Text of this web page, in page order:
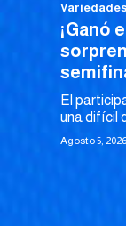
Variedades
¡Ganó
El
una difícil
Agosto 5,